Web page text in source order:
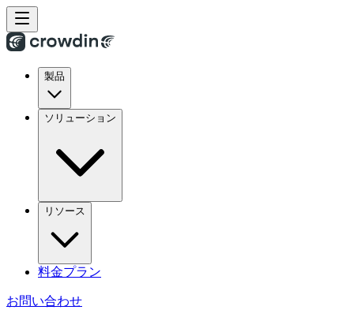
製品
ソリューション
リソース
料金プラン
お問い合わせ